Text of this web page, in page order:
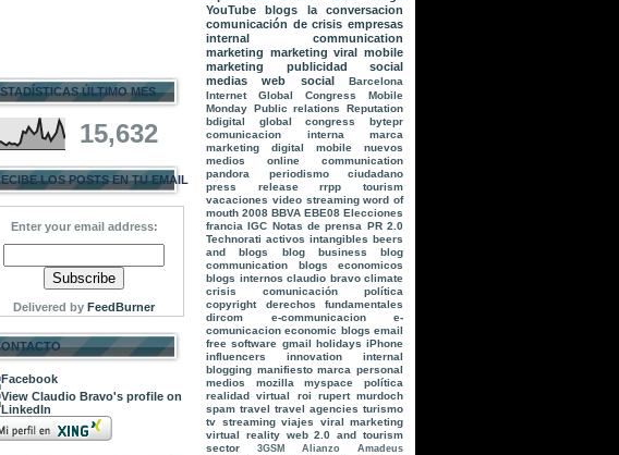
ÚLTIMO MES
15,632
LOS POSTS EN TU EMAIL
Enter your email address:
Delivered by FeedBurner
YouTube
blogs la conversacion
comunicación de crisis empresas
internal communication
marketing marketing viral mobile
marketing
publicidad
social
medias
web social
Barcelona
Internet Global Congress
Mobile
Monday Public relations
Reputation
bdigital global congress
bytepr
comunicacion interna
marca
marketing digital
mobile
nuevos
medios
online communication
pandora
periodismo ciudadano
press release
rrpp
tourism
vacaciones video streaming word of
mouth 2008 BBVA EBE08 Elecciones
francia IGC Notas de prensa PR 2.0
Technorati activos intangibles beers
and blogs
blog business
blog
communication
blogs economicos
blogs internos claudio bravo climate
crisis
comunicación política
copyright
derechos fundamentales
dircom
e-communicacion
e-
comunicacion economic blogs email
free software gmail holidays iPhone
influencers
innovation
internal
blogging manifiesto marca personal
medios
mozilla myspace
política
realidad virtual
roi
rupert murdoch
spam travel travel agencies turismo
tv streaming viajes
viral marketing
virtual reality web 2.0 and tourism
sector
3GSM Alianzo
Amadeus